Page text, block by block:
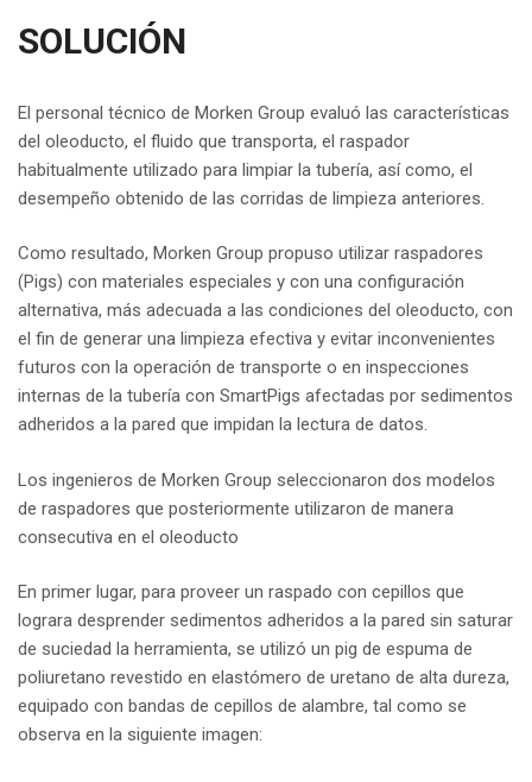
SOLUCIÓN
El personal técnico de Morken Group evaluó las características
del oleoducto, el fluido que transporta, el raspador
habitualmente utilizado para limpiar la tubería, así como, el
desempeño obtenido de las corridas de limpieza anteriores.
Como resultado, Morken Group propuso utilizar raspadores
(Pigs) con materiales especiales y con una configuración
alternativa, más adecuada a las condiciones del oleoducto, con
el fin de generar una limpieza efectiva y evitar inconvenientes
futuros con la operación de transporte o en inspecciones
internas de la tubería con SmartPigs afectadas por sedimentos
adheridos a la pared que impidan la lectura de datos.
Los ingenieros de Morken Group seleccionaron dos modelos
de raspadores que posteriormente utilizaron de manera
consecutiva en el oleoducto
En primer lugar, para proveer un raspado con cepillos que
lograra desprender sedimentos adheridos a la pared sin saturar
de suciedad la herramienta, se utilizó un pig de espuma de
poliuretano revestido en elastómero de uretano de alta dureza,
equipado con bandas de cepillos de alambre, tal como se
observa en la siguiente imagen: